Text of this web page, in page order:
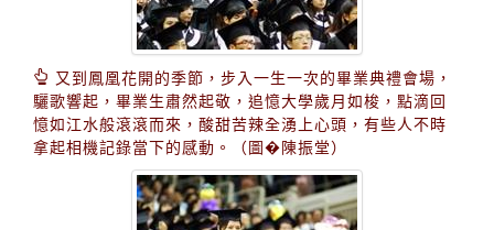
又到鳳凰花開的季節，步入一生一次的畢業典禮會場，
驪歌響起，畢業生肅然起敬，追憶大學歲月如梭，點滴回
憶如江水般滾滾而來，酸甜苦辣全湧上心頭，有些人不時
拿起相機記錄當下的感動。（圖�陳振堂）